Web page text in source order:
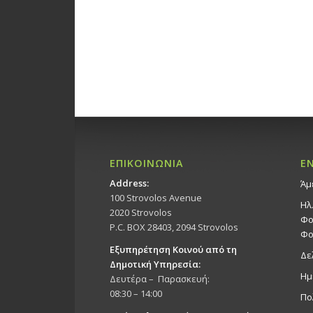
ΕΠΙΚΟΙΝΩΝΙΑ
Address:
100 Strovolos Avenue
2020 Strovolos
P.C. BOX 28403, 2094 Strovolos
Εξυπηρέτηση Κοινού από τη
Δημοτική Υπηρεσία:
Δευτέρα – Παρασκευή:
08:30 – 14:00